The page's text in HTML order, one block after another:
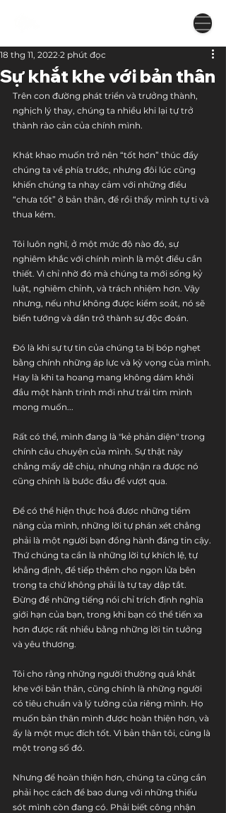
Sự khắt khe với bản thân
18 thg 11, 2022 2 phút đọc
Trên con đường phát triển và trưởng thành,
nghịch lý thay, chúng ta nhiều khi lại tự trở
thành rào cản của chính mình.
Khát khao muốn trở nên “tốt hơn” thúc đẩy
chúng ta về phía trước, nhưng đôi lúc cũng
khiến chúng ta nhạy cảm với những điều
“chưa tốt” ở bản thân, để rồi thấy mình tự ti và
thua kém.
Tôi luôn nghĩ, ở một mức độ nào đó, sự
nghiêm khắc với chính mình là một điều cần
thiết. Vì chỉ nhờ đó mà chúng ta mới sống kỷ
luật, nghiêm chỉnh, và trách nhiệm hơn. Vậy
nhưng, nếu như không được kiểm soát, nó sẽ
biến tướng và dần trở thành sự độc đoán.
Đó là khi sự tự tin của chúng ta bị bóp nghẹt
bằng chính những áp lực và kỳ vọng của mình.
Hay là khi ta hoang mang không dám khởi
đầu một hành trình mới như trái tim mình
mong muốn...
Rất có thể, mình đang là "kẻ phản diện" trong
chính câu chuyện của mình. Sự thật này
chẳng mấy dễ chịu, nhưng nhận ra được nó
cũng chính là bước đầu để vượt qua.
Để có thể hiện thực hoá được những tiềm
năng của mình, những lời tự phán xét chẳng
phải là một người bạn đồng hành đáng tin cậy.
Thứ chúng ta cần là những lời tự khích lệ, tự
khẳng định, để tiếp thêm cho ngọn lửa bên
trong ta chứ không phải là tự tay dập tắt.
Đừng để những tiếng nói chỉ trích định nghĩa
giới hạn của bạn, trong khi bạn có thể tiến xa
hơn được rất nhiều bằng những lời tin tưởng
và yêu thương.
Tôi cho rằng những người thường quá khắt
khe với bản thân, cũng chính là những người
có tiêu chuẩn và lý tưởng của riêng mình. Họ
muốn bản thân mình được hoàn thiện hơn, và
ấy là một mục đích tốt. Vì bản thân tôi, cũng là
một trong số đó.
Nhưng để hoàn thiện hơn, chúng ta cũng cần
phải học cách để bao dung với những thiếu
sót mình còn đang có. Phải biết công nhận